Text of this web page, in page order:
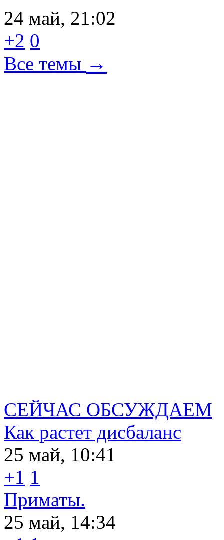
24 май, 21:02
+2 0
Все темы →
СЕЙЧАС ОБСУЖДАЕМ
Как растет дисбаланс
25 май, 10:41
+1 1
Приматы.
25 май, 14:34